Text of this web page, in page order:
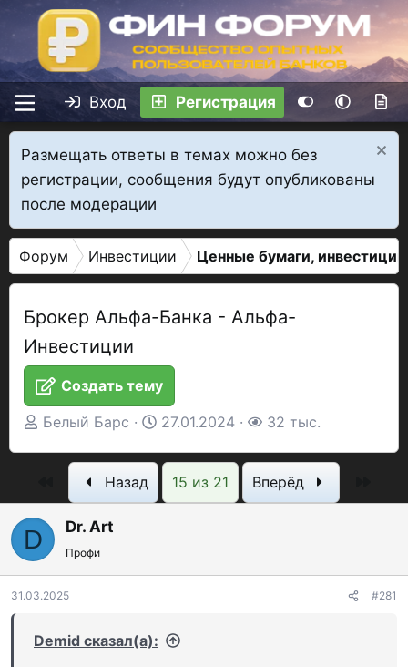
Вход Регистрация
Размещать ответы в темах можно без
регистрации, сообщения будут опубликованы
после модерации
Форум Инвестиции Ценные бумаги,
Брокер Альфа-Банка - Альфа-
Инвестиции
Создать тему
А
е
м
ы
Белый Барс
Д
т
а
27.01.2024
П
о
с
р
32 тыс.
ПервыйНазад 15 из 21 Вперёд
D Dr. Art
Профи
31.03.2025 #281
Demid сказал(а):